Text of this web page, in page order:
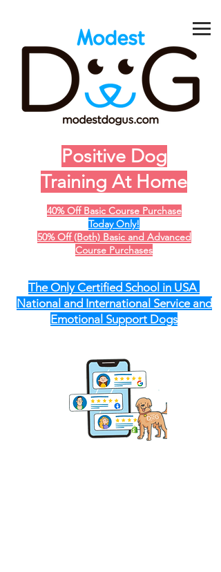
Positive Dog
Training At Home
40% Off Basic Course Purchase
Today Only!
50% Off (Both) Basic and Advanced
Course Purchases
The Only Certified School in USA
National and International Service and
Emotional Support Dogs